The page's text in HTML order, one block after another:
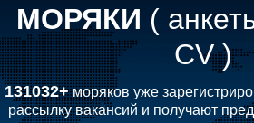
МОРЯКИ (
CV )
131032+моряков уже
рассылку вакансий и получают